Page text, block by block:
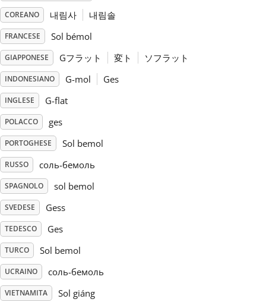
Português
Русский
Svenska
Tiếng Việt
Українська
简体中文
繁體中文
COREANO 내림사 내림솔
FRANCESE Sol bémol
GIAPPONESE Gフラット 変ト ソフラット
INDONESIANO G-mol Ges
INGLESE G-flat
POLACCO ges
PORTOGHESE Sol bemol
RUSSO соль-бемоль
SPAGNOLO sol bemol
SVEDESE Gess
TEDESCO Ges
TURCO Sol bemol
UCRAINO соль-бемоль
VIETNAMITA Sol giáng